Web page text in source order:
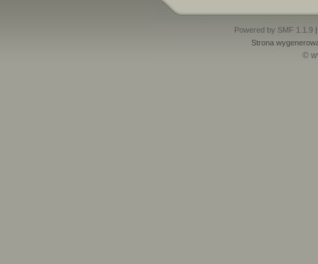
Powered by SMF 1.1.9
Strona
©